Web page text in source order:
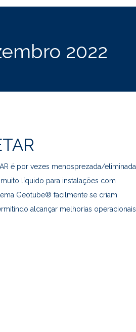
2022
é por vezes menosprezada/eliminada,
líquido para instalações com
Geotube® facilmente se criam
alcançar melhorias operacionais